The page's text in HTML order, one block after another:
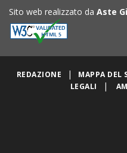
Sito web realizzato da Aste
REDAZIONE | MAPPA DEL
LEGALI
|